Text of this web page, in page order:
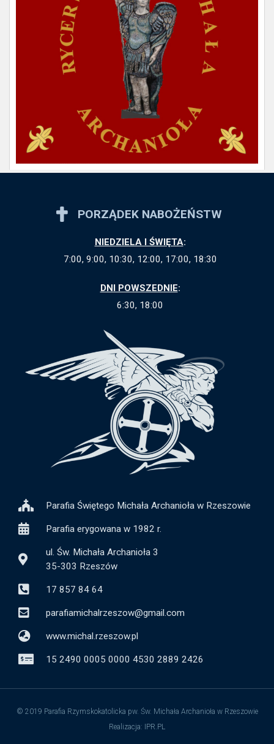
Parafia Świętego Michała Archanioła w Rzeszowie
Parafia erygowana w 1982 r.
ul. Św. Michała Archanioła 3
35-303 Rzeszów
17 857 84 64
parafiamichalrzeszow@gmail.com
www.michal.rzeszow.pl
15 2490 0005 0000 4530 2889 2426
PORZĄDEK NABOŻEŃSTW
NIEDZIELA I ŚWIĘTA:
7:00, 9:00, 10:30, 12:00, 17:00, 18:30
DNI POWSZEDNIE:
6:30, 18:00
© 2019 Parafia Rzymskokatolicka pw. Św. Michała Archanioła w Rzeszowie
Realizacja: IPR.PL